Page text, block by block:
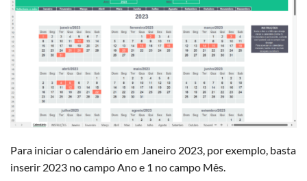
Para iniciar o calendário em Janeiro 2023, por exemplo, basta
inserir 2023 no campo Ano e 1 no campo Mês.